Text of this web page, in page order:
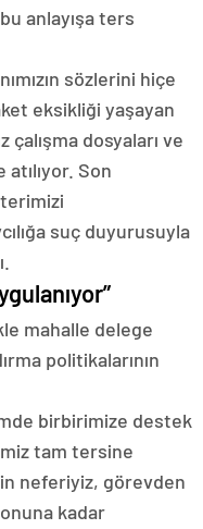
anlayışa ters
sözlerini hiçe
eksikliği yaşayan
çalışma dosyaları ve
Son
suç duyurusuyla
mahalle delege
politikalarının
birbirimize destek
tam tersine
neferiyiz, görevden
kadar